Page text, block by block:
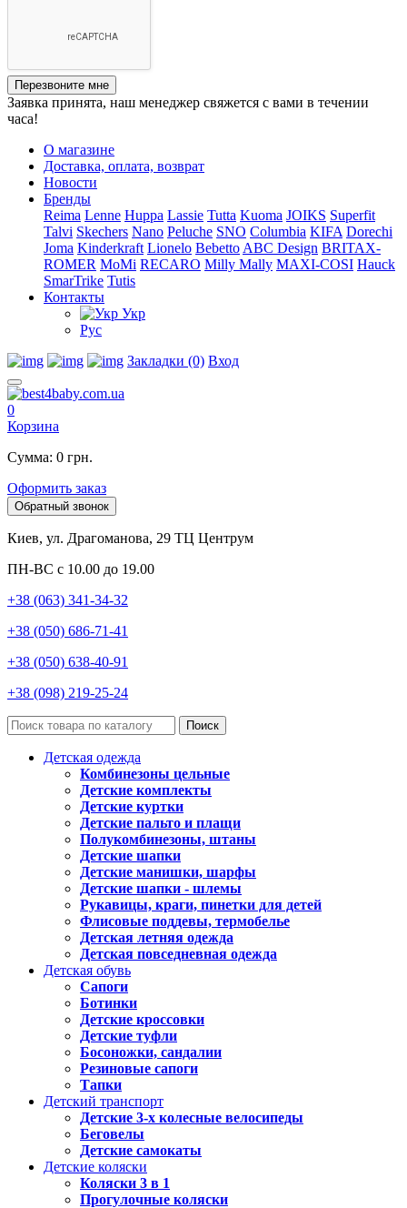
Перезвоните мне
Заявка принята, наш менеджер свяжется с вами в течении
часа!
О магазине
Доставка, оплата, возврат
Новости
Бренды
Reima Lenne Huppa Lassie Tutta Kuoma JOIKS Superfit
Talvi Skechers Nano Peluche SNO Columbia KIFA Dorechi
Joma Kinderkraft Lionelo Bebetto ABC Design BRITAX-
ROMER MoMi RECARO Milly Mally MAXI-COSI Hauck
SmarTrike Tutis
Контакты
Укр
Рус
Закладки (0) Вход
0
Корзина
Сумма: 0 грн.
Оформить заказ
Обратный звонок
Киев, ул. Драгоманова, 29 ТЦ Центрум
ПН-ВС с 10.00 до 19.00
+38 (063) 341-34-32
+38 (050) 686-71-41
+38 (050) 638-40-91
+38 (098) 219-25-24
Поиск
Детская одежда
Комбинезоны цельные
Детские комплекты
Детские куртки
Детские пальто и плащи
Полукомбинезоны, штаны
Детские шапки
Детские манишки, шарфы
Детские шапки - шлемы
Рукавицы, краги, пинетки для детей
Флисовые поддевы, термобелье
Детская летняя одежда
Детская повседневная одежда
Детская обувь
Сапоги
Ботинки
Детские кроссовки
Детские туфли
Босоножки, сандалии
Резиновые сапоги
Тапки
Детский транспорт
Детские 3-х колесные велосипеды
Беговелы
Детские самокаты
Детские коляски
Коляски 3 в 1
Прогулочные коляски